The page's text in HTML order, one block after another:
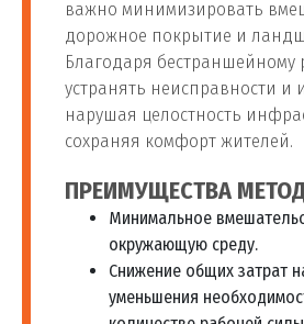
важно минимизировать
дорожное покрытие и
Благодаря бестраншейному
устранять неисправности и
нарушая целостность
сохраняя комфорт жителей.
ПРЕИМУЩЕСТВА
Минимальное
окружающую среду.
Снижение общих затрат
уменьшения